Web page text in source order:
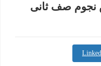
نجوم صف ثانى